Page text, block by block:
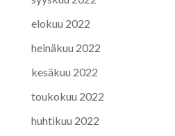
elokuu 2022
heinäkuu 2022
kesäkuu 2022
toukokuu 2022
huhtikuu 2022